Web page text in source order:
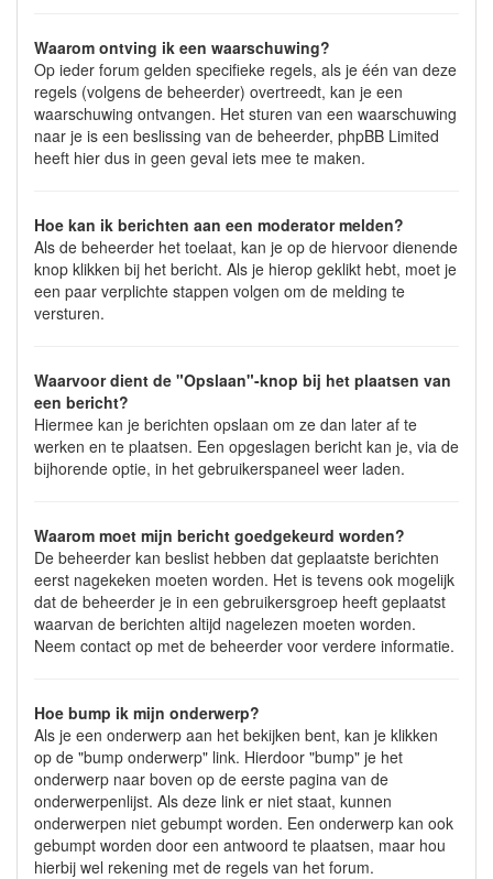
Waarom ontving ik een waarschuwing?
Op ieder forum gelden specifieke regels, als je één van deze
regels (volgens de beheerder) overtreedt, kan je een
waarschuwing ontvangen. Het sturen van een waarschuwing
naar je is een beslissing van de beheerder, phpBB Limited
heeft hier dus in geen geval iets mee te maken.
Hoe kan ik berichten aan een moderator melden?
Als de beheerder het toelaat, kan je op de hiervoor dienende
knop klikken bij het bericht. Als je hierop geklikt hebt, moet je
een paar verplichte stappen volgen om de melding te
versturen.
Waarvoor dient de "Opslaan"-knop bij het plaatsen van
een bericht?
Hiermee kan je berichten opslaan om ze dan later af te
werken en te plaatsen. Een opgeslagen bericht kan je, via de
bijhorende optie, in het gebruikerspaneel weer laden.
Waarom moet mijn bericht goedgekeurd worden?
De beheerder kan beslist hebben dat geplaatste berichten
eerst nagekeken moeten worden. Het is tevens ook mogelijk
dat de beheerder je in een gebruikersgroep heeft geplaatst
waarvan de berichten altijd nagelezen moeten worden.
Neem contact op met de beheerder voor verdere informatie.
Hoe bump ik mijn onderwerp?
Als je een onderwerp aan het bekijken bent, kan je klikken
op de "bump onderwerp" link. Hierdoor "bump" je het
onderwerp naar boven op de eerste pagina van de
onderwerpenlijst. Als deze link er niet staat, kunnen
onderwerpen niet gebumpt worden. Een onderwerp kan ook
gebumpt worden door een antwoord te plaatsen, maar hou
hierbij wel rekening met de regels van het forum.